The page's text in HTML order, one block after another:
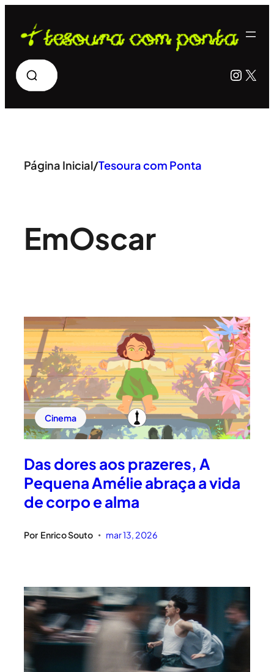
para
conteúdo
Pesquisar X
Página Inicial/Tesoura com Ponta
EmOscar
Cinema
Das dores aos prazeres, A
Pequena Amélie abraça a vida
de corpo e alma
Por Enrico Souto • mar 13, 2026